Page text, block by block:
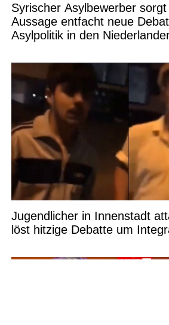
Syrischer Asylbewerber
Aussage entfacht neue
Asylpolitik in den
Jugendlicher in Innenstadt
löst hitzige Debatte um